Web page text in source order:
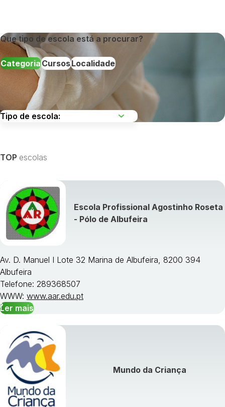
Que tipo de escola está a procurar?
CategoriaCursosLocalidade
Visualizar todos os cursos »
TOP escolas
Escola Profissional Agostinho Roseta
- Pólo de Albufeira
Av. D. Manuel I Lote 32 Marina de Albufeira, 8200 394
Albufeira
Telefone: 289368507
WWW: www.aar.edu.pt
Ler mais
Mundo da Criança